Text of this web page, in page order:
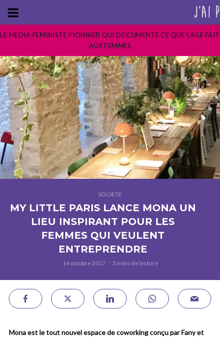
LE MEDIA FEMINISTE PIONNIER QUI DOCUMENTE CE QUE L’AGE FAIT
AUX FEMMES
SOCIÉTÉ
MY LITTLE PARIS LANCE MONA UN
LIEU INSPIRANT POUR LES
FEMMES QUI VEULENT
ENTREPRENDRE
14 octobre 2017 3 mins de lecture
Mona est le tout nouvel espace de coworking conçu par Fany et